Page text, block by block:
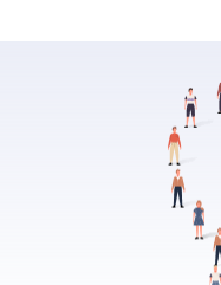
και την
Δημόσιες
Δημόσιες
Δημόσιες